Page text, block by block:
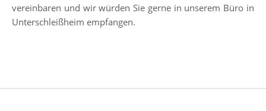
vereinbaren und wir würden Sie gerne in unserem Büro in
Unterschleißheim empfangen.